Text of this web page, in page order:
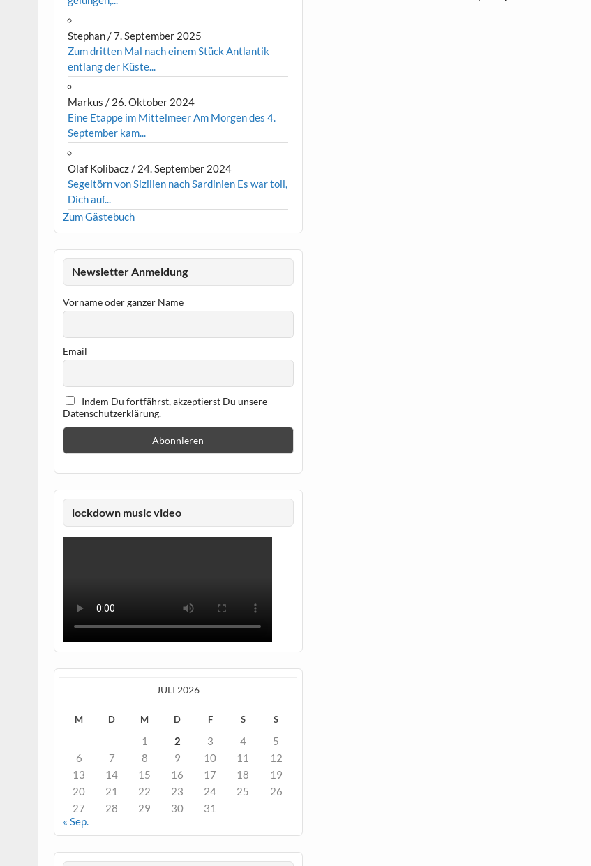
Stephan/7. September 2025
Zum dritten Mal nach einem Stück Antlantik
entlang der Küste...
Markus / 26. Oktober 2024
Eine Etappe im Mittelmeer Am Morgen des 4.
September kam...
Olaf Kolibacz/ 24. September 2024
Segeltörn von Sizilien nach Sardinien Es war toll,
Dich auf...
Zum Gästebuch
Newsletter Anmeldung
Vorname oder ganzer Name
Email
Indem Du fortfährst, akzeptierst Du unsere
Datenschutzerklärung.
lockdown music video
JULI 2026
M D M D F S S
1 2 3 4
5
6
7 8 9 10 11
12
13
14 15 16 17 18
19
20
21 22 23 24 25
26
27
28 29 30
31
« Sep.